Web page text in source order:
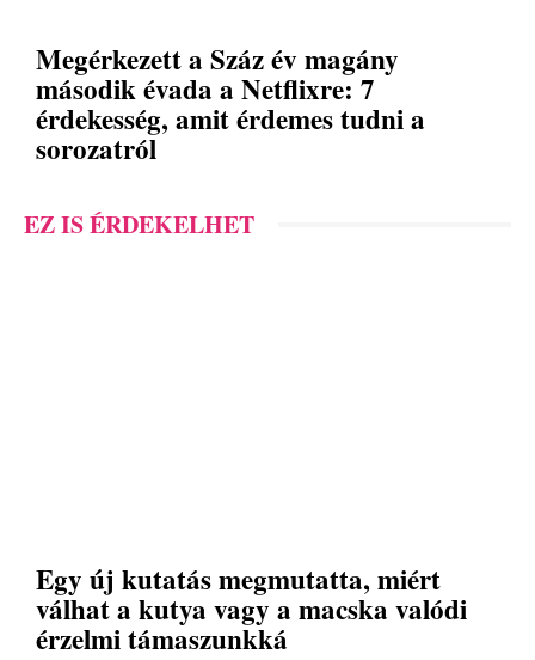
Megérkezett a Száz év magány
második évada a Netflixre: 7
érdekesség, amit érdemes tudni a
sorozatról
EZ IS ÉRDEKELHET
Egy új kutatás megmutatta, miért
válhat a kutya vagy a macska valódi
érzelmi támaszunkká